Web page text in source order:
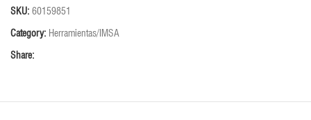
SKU: 60159851
Category: Herramientas/IMSA
Share: